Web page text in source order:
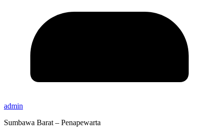
admin
Sumbawa Barat – Penapewarta